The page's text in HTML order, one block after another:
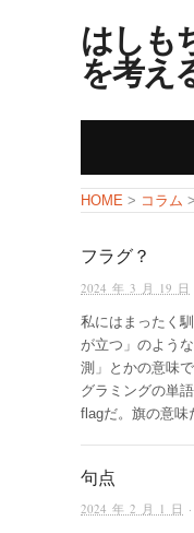
はしも
を考え
HOME > コラム >
フラグ？
2024 年 3 月 19 日
私にはまったく
が立つ」のよう
測」とかの意味
グラミングの単
flagだ。旗の意味
句点
2024 年 2 月 1 日